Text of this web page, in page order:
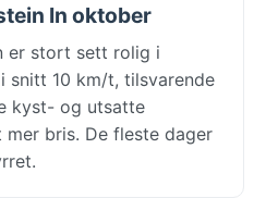
In oktober
er stort sett rolig i
snitt 10 km/t, tilsvarende
kyst- og utsatte
bris. De fleste dager